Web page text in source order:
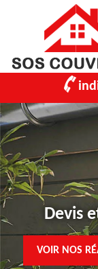
Devis
VOIR NOS